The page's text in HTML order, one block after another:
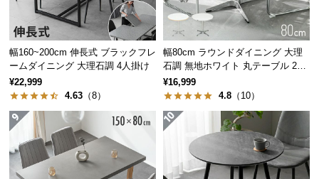
入
経
路
に
い
て
返
幅160~200cm 伸長式 ブラックフレ
ームダイニング 大理石調 4人掛け
¥22,999
4.63 （8）
幅80cm ラウンドダイニング 大理
石調 無地ホワイト 丸テーブル 2人
掛け
¥16,999
4.8 （10）